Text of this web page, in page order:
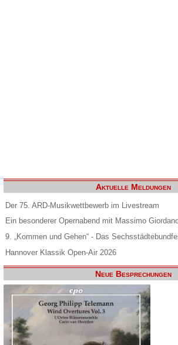
Aktuelle Meldungen
Der 75. ARD-Musikwettbewerb im Livestream
Ein besonderer Opernabend mit Massimo
9. „Kommen und Gehen“ - Das
Hannover Klassik Open-Air 2026
Neue Besprechungen